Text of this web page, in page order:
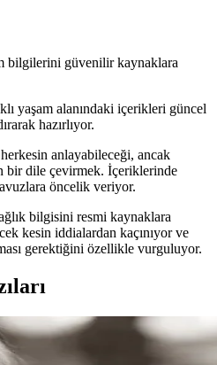
bilgilerini güvenilir kaynaklara
yaşam alanındaki içerikleri güncel
hazırlıyor.
anlayabileceği, ancak
bir dile çevirmek. İçeriklerinde
öncelik veriyor.
bilgisini resmi kaynaklara
kesin iddialardan kaçınıyor ve
gerektiğini özellikle vurguluyor.